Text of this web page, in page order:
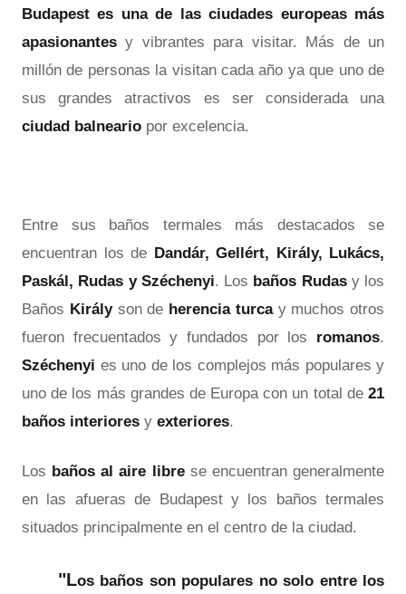
Budapest es una de las ciudades europeas más
apasionantes y vibrantes para visitar. Más de un
millón de personas la visitan cada año ya que uno de
sus grandes atractivos es ser considerada una
ciudad balneario por excelencia.
Entre sus baños termales más destacados se
encuentran los de Dandár, Gellért, Király, Lukács,
Paskál, Rudas y Széchenyi. Los baños Rudasy los
Baños Királyson de herencia turcay muchos otros
fueron frecuentados y fundados por los romanos.
Széchenyi es uno de los complejos más populares y
uno de los más grandes de Europa con un total de 21
baños interiores y exteriores.
Los baños al aire librese encuentran generalmente
en las afueras de Budapest y los baños termales
situados principalmente en el centro de la ciudad.
"Los baños son populares no solo entre los